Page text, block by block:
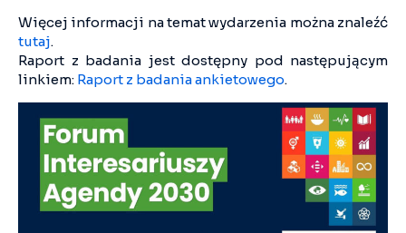
Więcej informacji na temat wydarzenia można znaleźć
tutaj.
Raport z badania jest dostępny pod następującym
linkiem: Raport z badania ankietowego.